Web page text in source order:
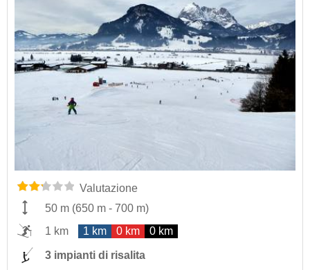
Valutazione
50 m (650 m - 700 m)
1 km
1 km 0 km 0 km
3 impianti di risalita